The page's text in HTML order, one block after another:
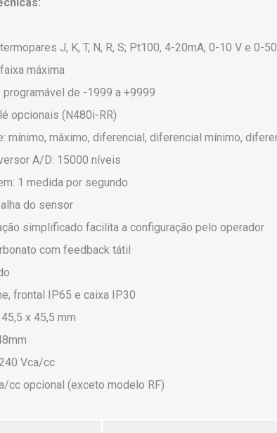
J, K, T, N, R, S; Pt100, 4-20mA, 0-10 V e 0-
máxima
programável de -1999 a +9999
opcionais (N480i-RR)
mínimo, máximo, diferencial, diferencial mínimo,
A/D: 15000 níveis
1 medida por segundo
do sensor
simplificado facilita a configuração pelo operador
com feedback tátil
frontal IP65 e caixa IP30
x 45,5 mm
Vca/cc
cc opcional (exceto modelo RF)